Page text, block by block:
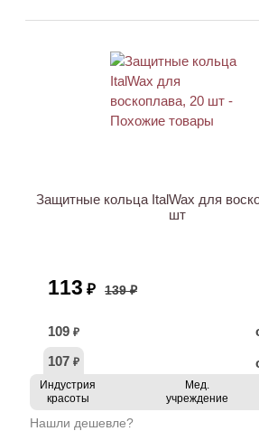
Защитные кольца ItalWax для
шт
113 ₽ 139 ₽
109 ₽
107 ₽
Индустрия
красоты
Мед.
учреждение
Нашли дешевле?